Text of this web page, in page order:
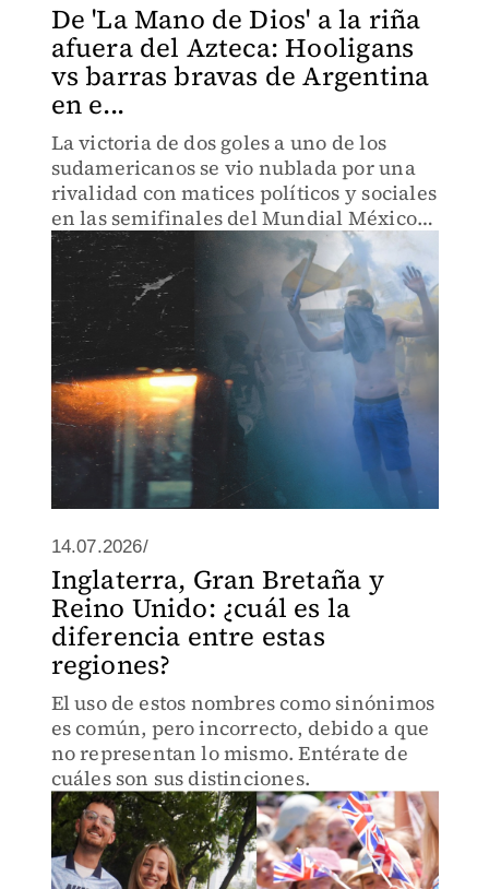
De 'La Mano de Dios' a la riña
afuera del Azteca: Hooligans
vs barras bravas de Argentina
en e...
La victoria de dos goles a uno de los
sudamericanos se vio nublada por una
rivalidad con matices políticos y sociales
en las semifinales del Mundial México
86.
14.07.2026/
Inglaterra, Gran Bretaña y
Reino Unido: ¿cuál es la
diferencia entre estas
regiones?
El uso de estos nombres como sinónimos
es común, pero incorrecto, debido a que
no representan lo mismo. Entérate de
cuáles son sus distinciones.